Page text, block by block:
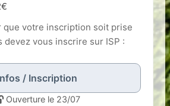
que votre inscription soit prise
devez vous inscrire sur ISP :
/ Inscription
Ouverture le 23/07